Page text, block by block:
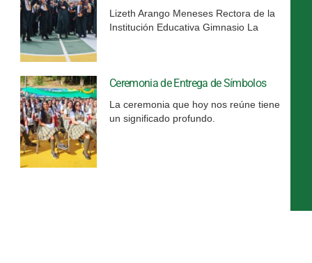
Lizeth Arango Meneses Rectora de la
Institución Educativa Gimnasio La
Ceremonia de Entrega de Símbolos
La ceremonia que hoy nos reúne tiene
un significado profundo.